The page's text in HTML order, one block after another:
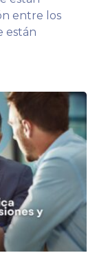
entre los
están